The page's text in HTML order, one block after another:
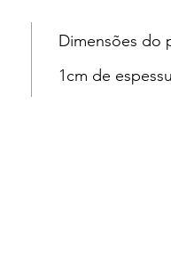
Dimensões do
1cm de